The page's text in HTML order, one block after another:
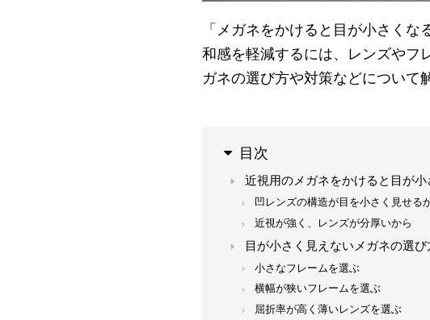
「メガネをかけると目が小さく
和感を軽減するには、レンズやフ
ガネの選び方や対策などについて
目次
近視用のメガネをかけると目が
凹レンズの構造が目を小さく見せる
近視が強く、レンズが分厚いから
目が小さく見えないメガネの選び
小さなフレームを選ぶ
横幅が狭いフレームを選ぶ
屈折率が高く薄いレンズを選ぶ